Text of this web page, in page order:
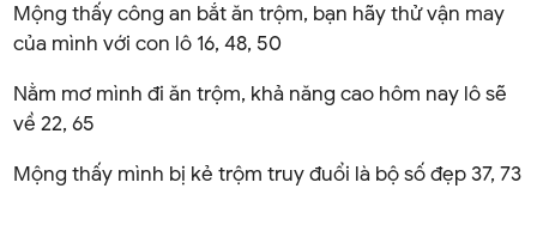
Mộng thấy công an bắt ăn trộm, bạn hãy thử vận may
của mình với con lô 16, 48, 50
Nằm mơ mình đi ăn trộm, khả năng cao hôm nay lô sẽ
về 22, 65
Mộng thấy mình bị kẻ trộm truy đuổi là bộ số đẹp 37, 73